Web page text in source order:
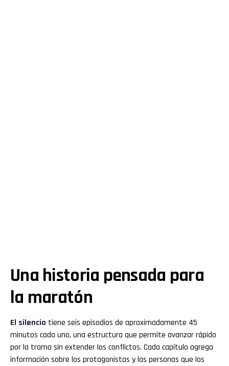
Una historia pensada para
la maratón
El silencio tiene seis episodios de aproximadamente 45
minutos cada uno, una estructura que permite avanzar rápido
por la trama sin extender los conflictos. Cada capítulo agrega
información sobre los protagonistas y las personas que los